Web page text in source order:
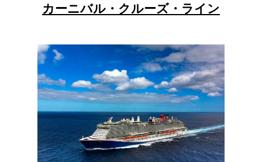
カーニバル・クルーズ・ライン